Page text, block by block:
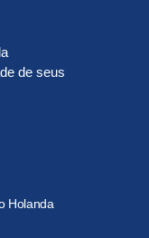
de seus
Holanda